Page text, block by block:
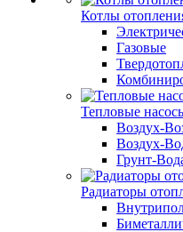
Котлы
Газовые
Тепловые
Воздух-
Воздух-
Грунт-
Радиаторы